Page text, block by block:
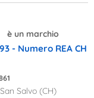
è un marchio
- Numero REA CH
Salvo (CH)